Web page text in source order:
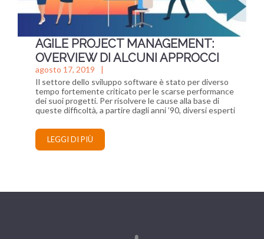
AGILE PROJECT MANAGEMENT:
OVERVIEW DI ALCUNI APPROCCI
agosto 17, 2019
Il settore dello sviluppo software è stato per diverso
tempo fortemente criticato per le scarse performance
dei suoi progetti. Per risolvere le cause alla base di
queste difficoltà, a partire dagli anni ’90, diversi esperti
LEGGI DI PIÙ